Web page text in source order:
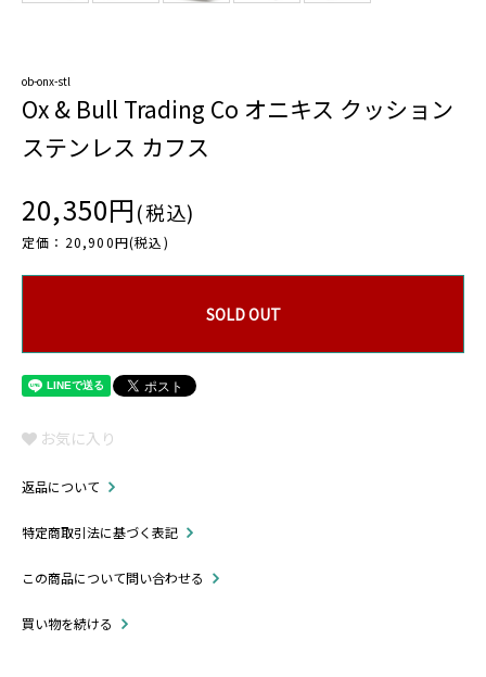
ob-onx-stl
Ox & Bull Trading Co オニキス クッション
ステンレス カフス
20,350円(税込)
定価：20,900円(税込)
SOLD OUT
お気に入り
返品について
特定商取引法に基づく表記
この商品について問い合わせる
買い物を続ける